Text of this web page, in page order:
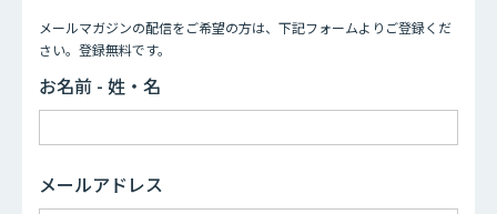
メールマガジンの配信をご希望の方は、下記フォームよりご登録くだ
さい。登録無料です。
お名前 - 姓・名
メールアドレス